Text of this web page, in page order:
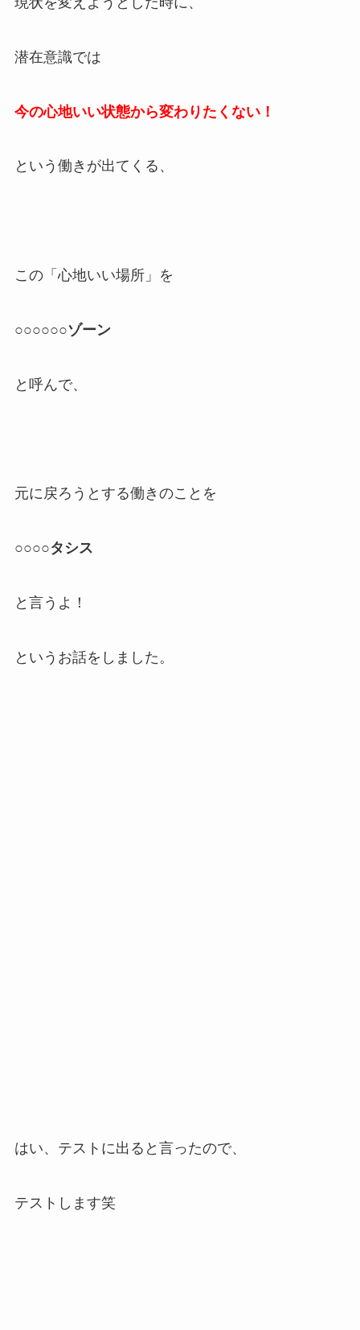
潜在意識では
今の心地いい状態から変わりたくない！
という働きが出てくる、
この「心地いい場所」を
○○○○○○ゾーン
と呼んで、
元に戻ろうとする働きのことを
○○○○タシス
と言うよ！
というお話をしました。
はい、テストに出ると言ったので、
テストします笑